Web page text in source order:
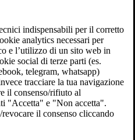
indispensabili per il corretto
analytics necessari per
e l’utilizzo di un sito web in
social di terze parti (es.
telegram, whatsapp)
tracciare la tua navigazione
il consenso/rifiuto al
"Accetta" e "Non accetta".
il consenso cliccando